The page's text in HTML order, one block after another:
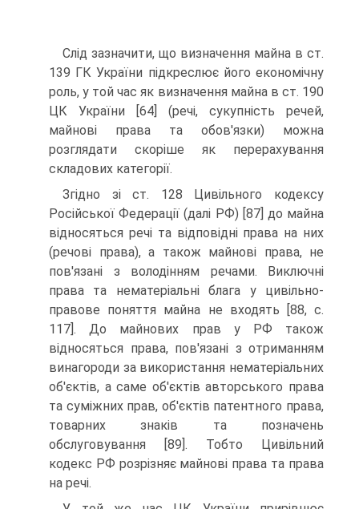
Слід зазначити, що визначення майна в ст.
139 ГК України підкреслює його економічну
роль, у той час як визначення майна в ст. 190
ЦК України [64] (речі, сукупність речей,
майнові права та обов'язки) можна
розглядати скоріше як перерахування
складових кате­горії.
Згідно зі ст. 128 Цивільного кодексу
Російської Федерації (далі РФ) [87] до майна
відносяться речі та відповідні права на них
(речові права), а також майно­ві права, не
пов'язані з володінням речами. Виключні
права та нематеріальні блага у цивільно-
правове по­няття майна не входять [88, с.
117]. До майнових прав у РФ також
відносяться права, пов'язані з отриманням
винагороди за використання нематеріальних
об'єктів, а саме об'єктів авторського права
та суміжних прав, об'єктів патентного права,
товарних знаків та позна­чень
обслуговування [89]. Тобто Цивільний
кодекс РФ розрізняє майнові права та права
на речі.